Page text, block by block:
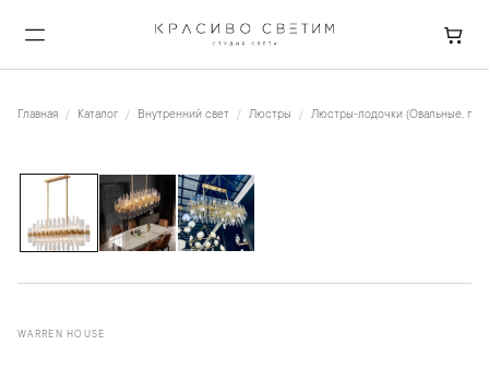
Главная Каталог Внутренний свет Люстры Люстры-лодочки (Овальные,
WARREN HOUSE